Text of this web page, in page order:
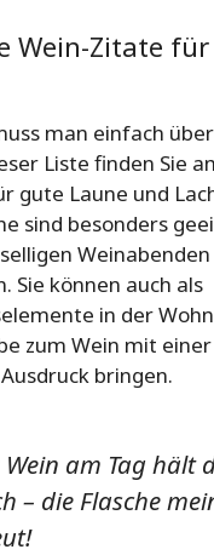
Wein-Zitate
man einfach
Liste finden Sie
gute Laune und
sind besonders
Sie können auch als
in der
zum Wein mit
bringen.
Wein am Tag hält
– die Flasche